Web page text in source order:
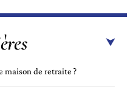
maison de retraite ?